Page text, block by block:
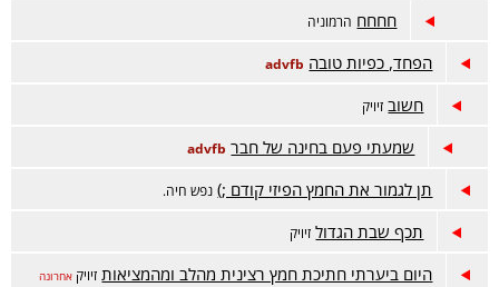
חחחח הרמוניה
הפחד, כפיות טובה advfb
חשוב זיויק
שמעתי פעם בחינה של חבר advfb
תן לגמור את החמץ הפיזי קודם ;) נפש חיה.
תכף שבת הגדול זיויק
היום ביערתי חתיכת חמץ רצינית מהלב ומהמציאות זיויק אחרונה